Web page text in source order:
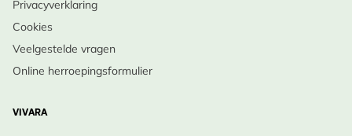
Privacyverklaring
Cookies
Veelgestelde vragen
Online herroepingsformulier
VIVARA